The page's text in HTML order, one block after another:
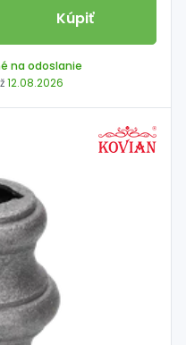
Kúpiť
na odoslanie
12.08.2026